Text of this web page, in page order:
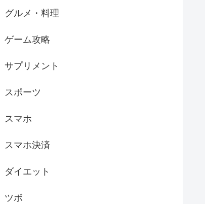
グルメ・料理
ゲーム攻略
サプリメント
スポーツ
スマホ
スマホ決済
ダイエット
ツボ